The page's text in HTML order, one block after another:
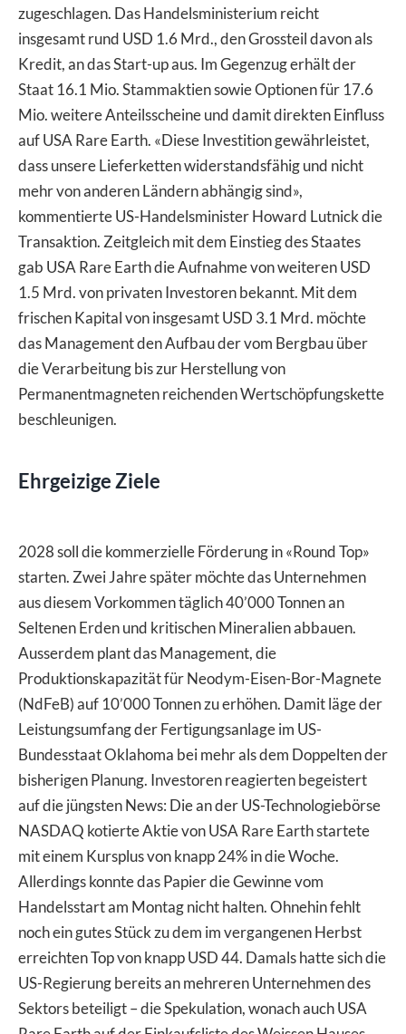
zugeschlagen. Das Handelsministerium reicht
insgesamt rund USD 1.6 Mrd., den Grossteil davon als
Kredit, an das Start-up aus. Im Gegenzug erhält der
Staat 16.1 Mio. Stammaktien sowie Optionen für 17.6
Mio. weitere Anteilsscheine und damit direkten Einfluss
auf USA Rare Earth. «Diese Investition gewährleistet,
dass unsere Lieferketten widerstandsfähig und nicht
mehr von anderen Ländern abhängig sind»,
kommentierte US-Handelsminister Howard Lutnick die
Transaktion. Zeitgleich mit dem Einstieg des Staates
gab USA Rare Earth die Aufnahme von weiteren USD
1.5 Mrd. von privaten Investoren bekannt. Mit dem
frischen Kapital von insgesamt USD 3.1 Mrd. möchte
das Management den Aufbau der vom Bergbau über
die Verarbeitung bis zur Herstellung von
Permanentmagneten reichenden Wertschöpfungskette
beschleunigen.
Ehrgeizige Ziele
2028 soll die kommerzielle Förderung in «Round Top»
starten. Zwei Jahre später möchte das Unternehmen
aus diesem Vorkommen täglich 40’000 Tonnen an
Seltenen Erden und kritischen Mineralien abbauen.
Ausserdem plant das Management, die
Produktionskapazität für Neodym-Eisen-Bor-Magnete
(NdFeB) auf 10’000 Tonnen zu erhöhen. Damit läge der
Leistungsumfang der Fertigungsanlage im US-
Bundesstaat Oklahoma bei mehr als dem Doppelten der
bisherigen Planung. Investoren reagierten begeistert
auf die jüngsten News: Die an der US-Technologiebörse
NASDAQ kotierte Aktie von USA Rare Earth startete
mit einem Kursplus von knapp 24% in die Woche.
Allerdings konnte das Papier die Gewinne vom
Handelsstart am Montag nicht halten. Ohnehin fehlt
noch ein gutes Stück zu dem im vergangenen Herbst
erreichten Top von knapp USD 44. Damals hatte sich die
US-Regierung bereits an mehreren Unternehmen des
Sektors beteiligt – die Spekulation, wonach auch USA